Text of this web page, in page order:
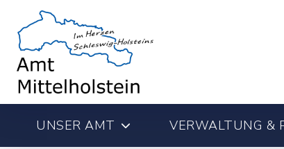
UNSER AMT VERWALTUNG &